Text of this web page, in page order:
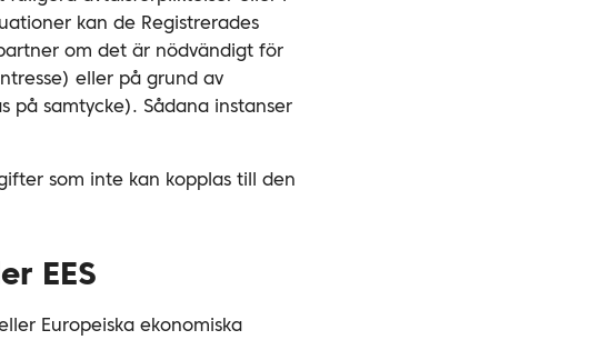
kan de Registrerades
om det är nödvändigt för
eller på grund av
på samtycke). Sådana instanser
som inte kan kopplas till den
EES
Europeiska ekonomiska